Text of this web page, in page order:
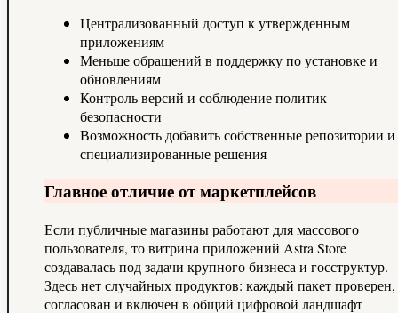
Централизованный доступ к утвержденным
приложениям
Меньше обращений в поддержку по установке и
обновлениям
Контроль версий и соблюдение политик
безопасности
Возможность добавить собственные репозитории и
специализированные решения
Главное отличие от маркетплейсов
Если публичные магазины работают для массового
пользователя, то витрина приложений Astra Store
создавалась под задачи крупного бизнеса и госструктур.
Здесь нет случайных продуктов: каждый пакет проверен,
согласован и включен в общий цифровой ландшафт